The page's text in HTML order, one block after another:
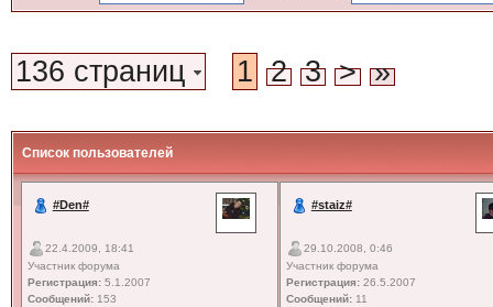
136 страниц 1 2 3 > »
Список пользователей
#Den#
22.4.2009, 18:41
Участник форума
Регистрация:5.1.2007
Сообщений:153
#staiz#
29.10.2008, 0:46
Участник форума
Регистрация:26.5.2007
Сообщений:11